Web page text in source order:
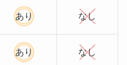
あり なし
あり なし